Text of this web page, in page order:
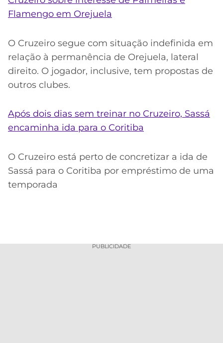
Flamengo em Orejuela
O Cruzeiro segue com situação indefinida em
relação à permanência de Orejuela, lateral
direito. O jogador, inclusive, tem propostas de
outros clubes.
Após dois dias sem treinar no Cruzeiro, Sassá
encaminha ida para o Coritiba
O Cruzeiro está perto de concretizar a ida de
Sassá para o Coritiba por empréstimo de uma
temporada
PUBLICIDADE